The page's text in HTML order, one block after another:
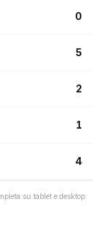
0
5
2
1
4
su tablet e desktop.